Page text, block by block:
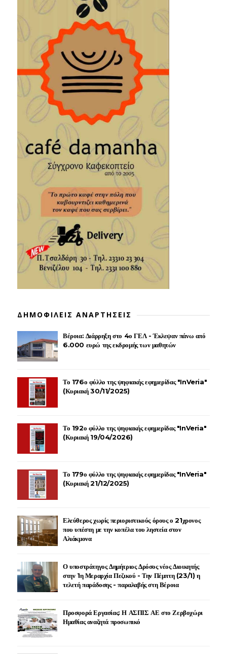
ΔΗΜΟΦΙΛΕΙΣ ΑΝΑΡΤΗΣΕΙΣ
Βέροια: Διάρρηξη στο 4ο ΓΕΛ - Έκλεψαν πάνω από
6.000 ευρώ της εκδρομής των μαθητών
Το 176ο φύλλο της ψηφιακής εφημερίδας "InVeria"
(Κυριακή 30/11/2025)
Το 192ο φύλλο της ψηφιακής εφημερίδας "InVeria"
(Κυριακή 19/04/2026)
Το 179ο φύλλο της ψηφιακής εφημερίδας "InVeria"
(Κυριακή 21/12/2025)
Ελεύθερος χωρίς περιοριστικούς όρους ο 21χρονος
που υπέστη με την κοπέλα του ληστεία στον
Αλιάκμονα
Ο υποστράτηγος Δημήτριος Δρόσος νέος Διοικητής
στην 1η Μεραρχία Πεζικού - Την Πέμπτη (23/1) η
τελετή παράδοσης - παραλαβής στη Βέροια
Προσφορά Εργασίας: Η ΑΣΠΙΣ ΑΕ στο Ζερβοχώρι
Ημαθίας αναζητά προσωπικό